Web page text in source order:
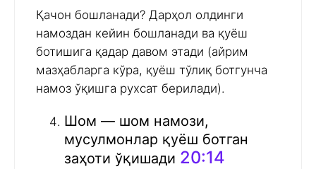
Қачон бошланади? Дарҳол олдинги
намоздан кейин бошланади ва қуёш
ботишига қадар давом этади (айрим
мазҳабларга кўра, қуёш тўлиқ ботгунча
намоз ўқишга рухсат берилади).
Шом — шом намози,
мусулмонлар қуёш ботган
заҳоти ўқишади 20:14